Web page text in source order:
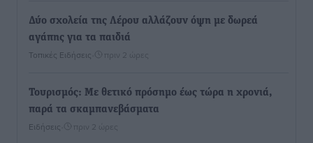
Δύο σχολεία της Λέρου αλλάζουν όψη με δωρεά
αγάπης για τα παιδιά
Τοπικές Ειδήσεις πριν 2 ώρες
Τουρισμός: Με θετικό πρόσημο έως τώρα η χρονιά,
παρά τα σκαμπανεβάσματα
Ειδήσεις πριν 2 ώρες